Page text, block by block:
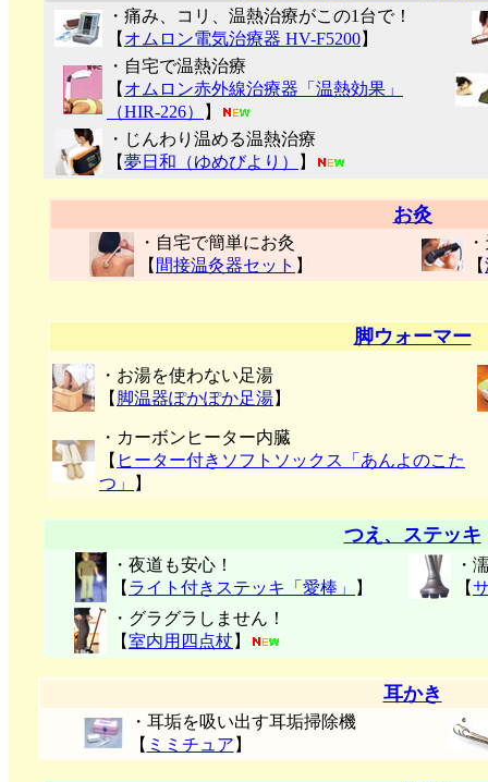
・痛み、コリ、温熱治療がこの1台で！
【 オムロン電気治療器 HV-F5200】
・自宅で温熱治療
【 オムロン赤外線治療器「温熱効果」
（HIR-226）
】
・じんわり温める温熱治療
【夢日和（ゆめびより） 】
お灸
・自宅で簡単にお灸
【 間接温灸器セット 】
【
脚ウォーマー
・お湯を使わない足湯
【 脚温器ぽかぽか足湯】
・カーボンヒーター内臓
【 ヒーター付きソフトソックス「あんよのこた
つ」
】
つえ、ステッキ
・夜道も安心！
【 ライト付きステッキ「愛棒」 】
・
【
・グラグラしません！
【室内用四点杖 】
耳かき
・耳垢を吸い出す耳垢掃除機
【 ミミチュア 】